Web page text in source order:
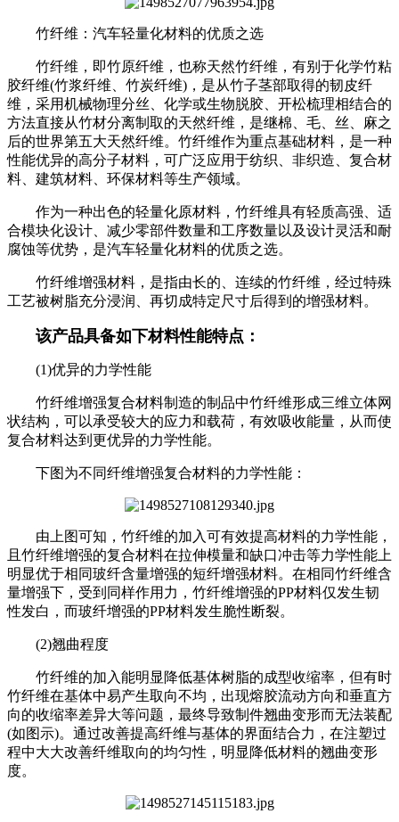
竹纤维：汽车轻量化材料的优质之选
竹纤维，即竹原纤维，也称天然竹纤维，有别于化学竹粘
胶纤维(竹浆纤维、竹炭纤维)，是从竹子茎部取得的韧皮纤
维，采用机械物理分丝、化学或生物脱胶、开松梳理相结合的
方法直接从竹材分离制取的天然纤维，是继棉、毛、丝、麻之
后的世界第五大天然纤维。竹纤维作为重点基础材料，是一种
性能优异的高分子材料，可广泛应用于纺织、非织造、复合材
料、建筑材料、环保材料等生产领域。
作为一种出色的轻量化原材料，竹纤维具有轻质高强、适
合模块化设计、减少零部件数量和工序数量以及设计灵活和耐
腐蚀等优势，是汽车轻量化材料的优质之选。
竹纤维增强材料，是指由长的、连续的竹纤维，经过特殊
工艺被树脂充分浸润、再切成特定尺寸后得到的增强材料。
该产品具备如下材料性能特点：
(1)优异的力学性能
竹纤维增强复合材料制造的制品中竹纤维形成三维立体网
状结构，可以承受较大的应力和载荷，有效吸收能量，从而使
复合材料达到更优异的力学性能。
下图为不同纤维增强复合材料的力学性能：
由上图可知，竹纤维的加入可有效提高材料的力学性能，
且竹纤维增强的复合材料在拉伸模量和缺口冲击等力学性能上
明显优于相同玻纤含量增强的短纤增强材料。在相同竹纤维含
量增强下，受到同样作用力，竹纤维增强的PP材料仅发生韧
性发白，而玻纤增强的PP材料发生脆性断裂。
(2)翘曲程度
竹纤维的加入能明显降低基体树脂的成型收缩率，但有时
竹纤维在基体中易产生取向不均，出现熔胶流动方向和垂直方
向的收缩率差异大等问题，最终导致制件翘曲变形而无法装配
(如图示)。通过改善提高纤维与基体的界面结合力，在注塑过
程中大大改善纤维取向的均匀性，明显降低材料的翘曲变形
度。